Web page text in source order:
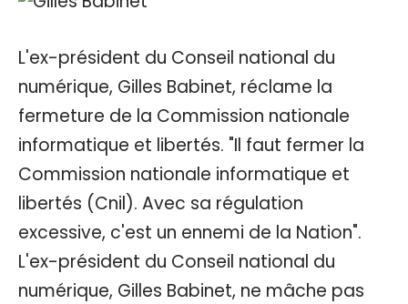
L'ex-président du Conseil national du
numérique, Gilles Babinet, réclame la
fermeture de la Commission nationale
informatique et libertés. "Il faut fermer la
Commission nationale informatique et
libertés (Cnil). Avec sa régulation
excessive, c'est un ennemi de la Nation".
L'ex-président du Conseil national du
numérique, Gilles Babinet, ne mâche pas